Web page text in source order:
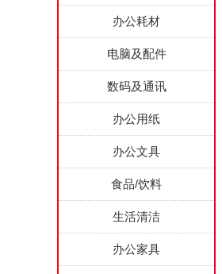
办公耗材
电脑及配件
数码及通讯
办公用纸
办公文具
食品/饮料
生活清洁
办公家具